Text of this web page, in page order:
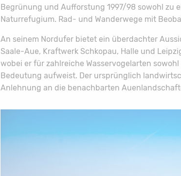
Begrünung und Aufforstung 1997/98 sowohl zu
Naturrefugium. Rad- und Wanderwege mit
An seinem Nordufer bietet ein überdachter
Saale-Aue, Kraftwerk Schkopau, Halle und
wobei er für zahlreiche Wasservogelarten
Bedeutung aufweist. Der ursprünglich
Anlehnung an die benachbarten